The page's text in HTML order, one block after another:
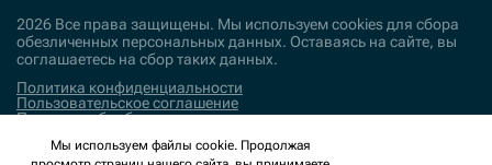
2026 Все права защищены. Мы используем cookies для сбора
обезличенных персональных данных. Оставаясь на сайте, вы
соглашаетесь на сбор таких данных.
Политика конфиденциальности
Пользовательское соглашение
Политика обработки персональных данных
Мы используем файлы cookie. Продолжая